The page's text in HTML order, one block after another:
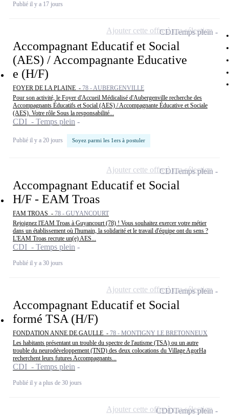
Publié il y a 17 jours
Accompagnant Educatif et Social
(AES) / Accompagnante Educative
e (H/F)
FOYER DE LA PLAINE - 78 - AUBERGENVILLE
Pour son activité, le Foyer d'Accueil Médicalisé d'Aubergenville recherche des
Accompagnants Éducatifs et Social (AES) / Accompagnante Éducative et Sociale
(AES). Votre rôle Sous la responsabilité...
CDI - Temps plein
Publié il y a 20 jours Soyez parmi les 1ers à postuler
CDITemps plein
Ajouter cette offre à ma sélection
Accompagnant Educatif et Social
H/F - EAM Troas
FAM TROAS - 78 - GUYANCOURT
Rejoignez l'EAM Troas à Guyancourt (78) ! Vous souhaitez exercer votre métier
dans un établissement où l'humain, la solidarité et le travail d'équipe ont du sens ?
L'EAM Troas recrute un(e) AES...
CDI - Temps plein
Publié il y a 30 jours
CDITemps plein
Ajouter cette offre à ma sélection
Accompagnant Educatif et Social
formé TSA (H/F)
FONDATION ANNE DE GAULLE - 78 - MONTIGNY LE BRETONNEUX
Les habitants présentant un trouble du spectre de l'autisme (TSA) ou un autre
trouble du neurodéveloppement (TND) des deux colocations du Village AgorHa
recherchent leurs futures Accompagnants...
CDI - Temps plein
Publié il y a plus de 30 jours
CDITemps plein
Ajouter cette offre à ma sélection
CDDTemps plein
Ajouter cette offre à ma sélection